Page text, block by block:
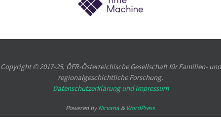
Copyright © 2017-25, ÖFR-Österreichische Gesellschaft für Familien- und
regionalgeschichtliche Forschung.
Datenschutzerklärung undImpressum
Powered byNirvana& WordPress.